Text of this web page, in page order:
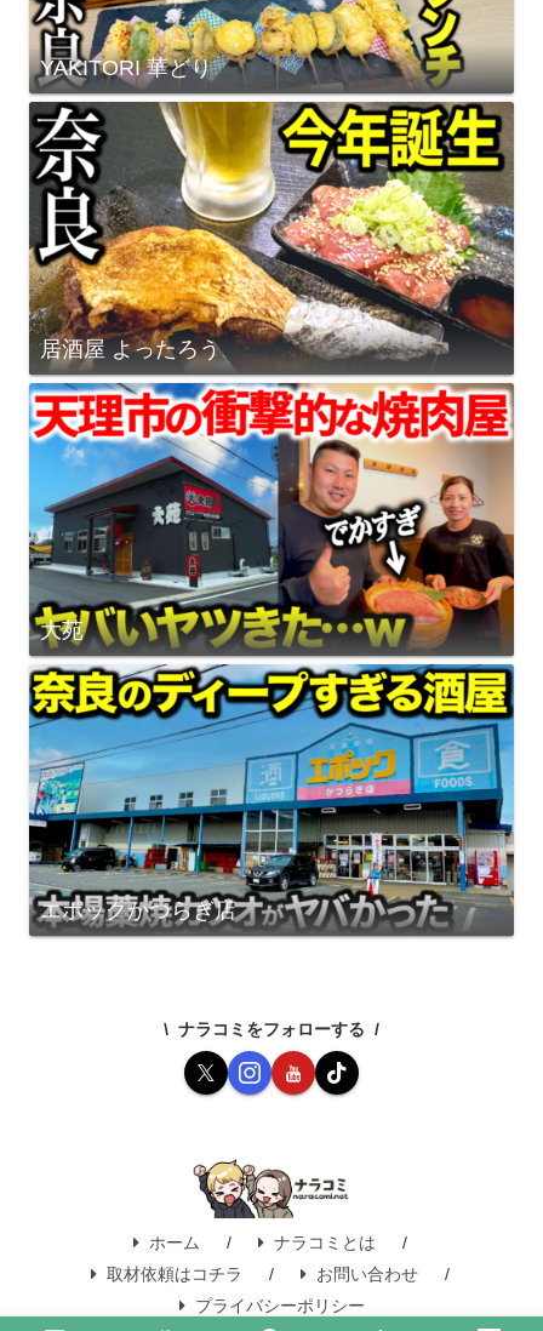
YAKITORI 華どり
居酒屋 よったろう
大苑
エポックかつらぎ店
ナラコミをフォローする
ホーム
ナラコミとは
取材依頼はコチラ
お問い合わせ
プライバシーポリシー